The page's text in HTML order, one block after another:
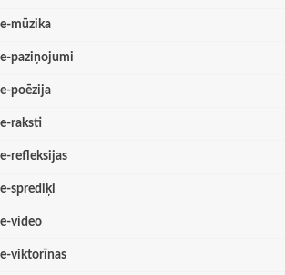
e-mūzika
e-paziņojumi
e-poēzija
e-raksti
e-refleksijas
e-sprediķi
e-video
e-viktorīnas